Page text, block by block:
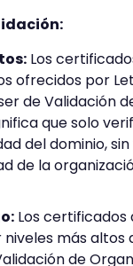
Los
ofrecidos por
de Validación
que solo
del dominio,
de la
Los
más altos
de